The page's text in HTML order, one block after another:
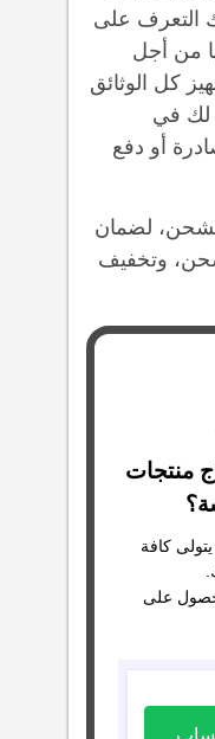
التعرف على
من أجل
كل الوثائق
لك في
أو دفع
لضمان
وتخفيف
منتجات
كافة
على